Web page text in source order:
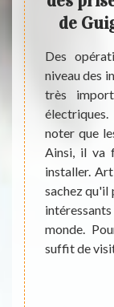
de
peut
la
ne
de
Des
niveau des
très
noter que
Ainsi, il va
installer.
sachez qu'il
monde.
suffit de